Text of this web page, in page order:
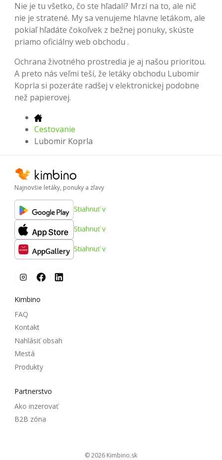
Nie je tu všetko, čo ste hľadali? Mrzí na to, ale nič
nie je stratené. My sa venujeme hlavne letákom, ale
pokiaľ hľadáte čokoľvek z bežnej ponuky, skúste
priamo oficiálny web obchodu .
Ochrana životného prostredia je aj našou prioritou.
A preto nás veľmi teší, že letáky obchodu Lubomir
Koprla si pozeráte radšej v elektronickej podobne
než papierovej.
Cestovanie
Lubomir Koprla
Najnovšie letáky, ponuky a zľavy
Stiahnuť v
Stiahnuť v
Stiahnuť v
Kimbino
FAQ
Kontakt
Nahlásiť obsah
Mestá
Produkty
Partnerstvo
Ako inzerovať
B2B zóna
© 2026 kimbino.sk